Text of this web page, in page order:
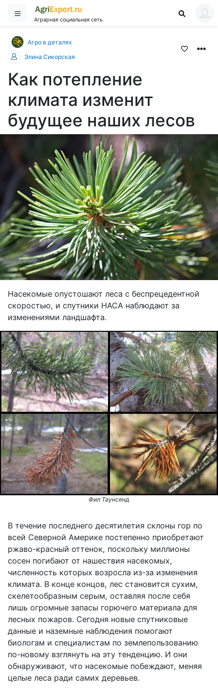
Аграрная социальная сеть
Агро в деталях
Элина Сикорская
Как потепление
климата изменит
будущее наших лесов
Насекомые опустошают леса с беспрецедентной
скоростью, и спутники НАСА наблюдают за
изменениями ландшафта.
Фил Таунсенд
В течение последнего десятилетия склоны гор по
всей Северной Америке постепенно приобретают
ржаво-красный оттенок, поскольку миллионы
сосен погибают от нашествия насекомых,
численность которых возросла из-за изменения
климата. В конце концов, лес становится сухим,
скелетообразным серым, оставляя после себя
лишь огромные запасы горючего материала для
лесных пожаров. Сегодня новые спутниковые
данные и наземные наблюдения помогают
биологам и специалистам по землепользованию
по-новому взглянуть на эту тенденцию. И они
обнаруживают, что насекомые побеждают, меняя
целые леса ради самих деревьев.